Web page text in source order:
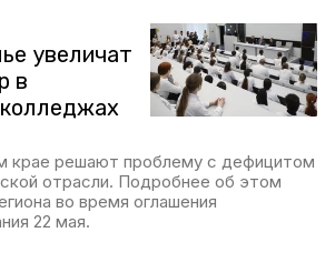
увеличат
в
крае решают проблему с дефицитом
отрасли. Подробнее об этом
во время оглашения
22 мая.